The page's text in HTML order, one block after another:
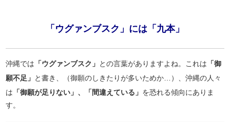
「ウグァンブスク」には「九本」
沖縄では 「ウグァンブスク」 との言葉がありますよね。これは 「御
願不足」 と書き、（御願のしきたりが多いためか…）、沖縄の人々
は 「御願が足りない」、「間違えている」 を恐れる傾向にありま
す。